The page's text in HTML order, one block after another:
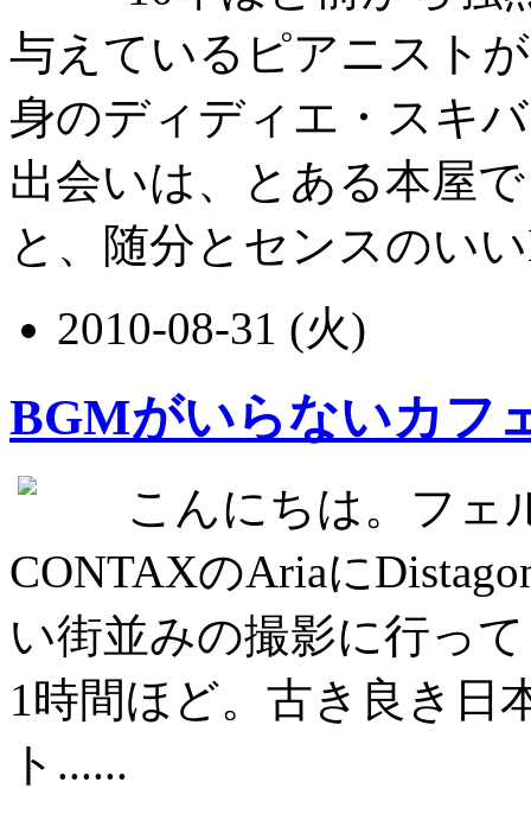
与えているピアニスト
身のディディエ・スキ
出会いは、とある本屋
と、随分とセンスのい
2010-08-31 (火)
BGMがいらないカフ
こんにちは。フェ
CONTAXのAriaに
い街並みの撮影に行っ
1時間ほど。古き良き日
ト......